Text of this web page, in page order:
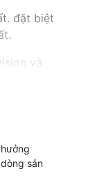
đặt biệt
và
dễ sử
sản